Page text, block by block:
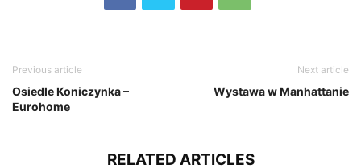
Previous article
Osiedle Koniczynka –
Eurohome
Next article
Wystawa w Manhattanie
RELATED ARTICLES